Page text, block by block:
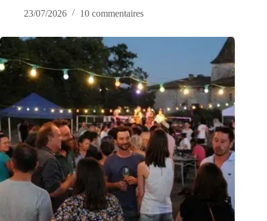
23/07/2026
10 commentaires